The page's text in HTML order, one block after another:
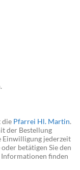
die Pfarrei Hl. Martin.
der Bestellung
Einwilligung jederzeit
betätigen Sie den
finden